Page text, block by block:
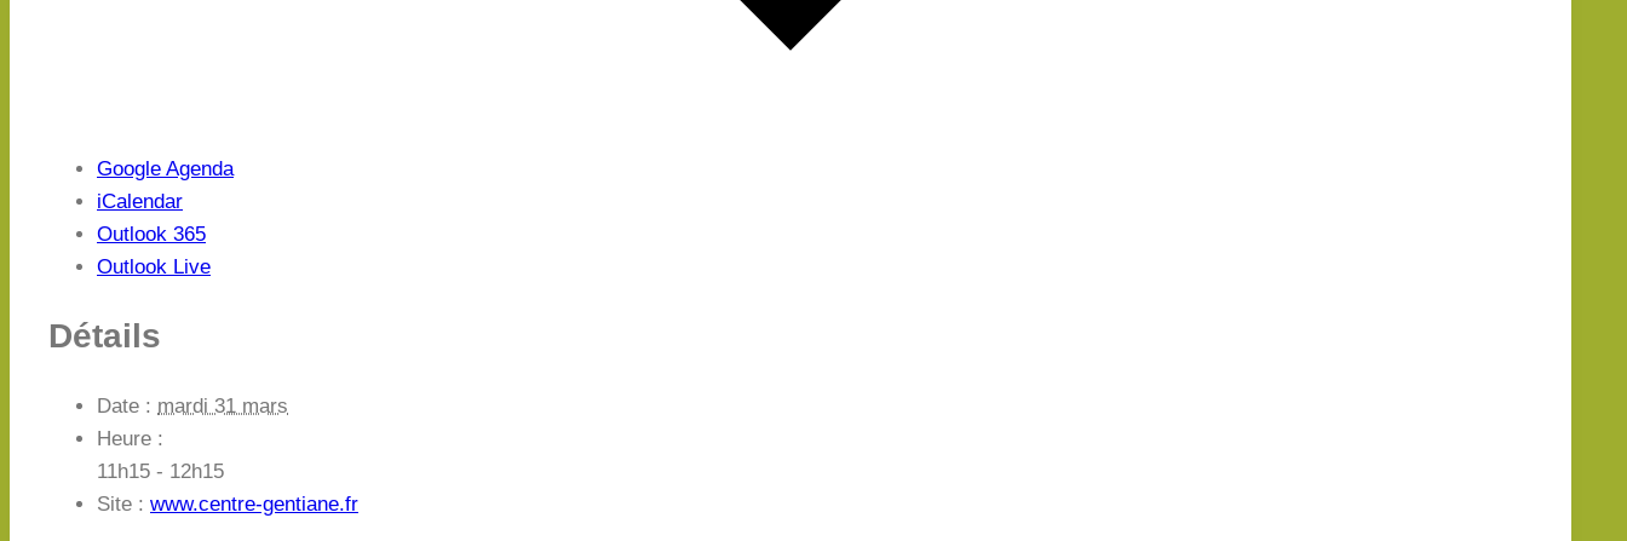
Google Agenda
iCalendar
Outlook 365
Outlook Live
Détails
Date : mardi 31 mars
Heure :
11h15 - 12h15
Site : www.centre-gentiane.fr